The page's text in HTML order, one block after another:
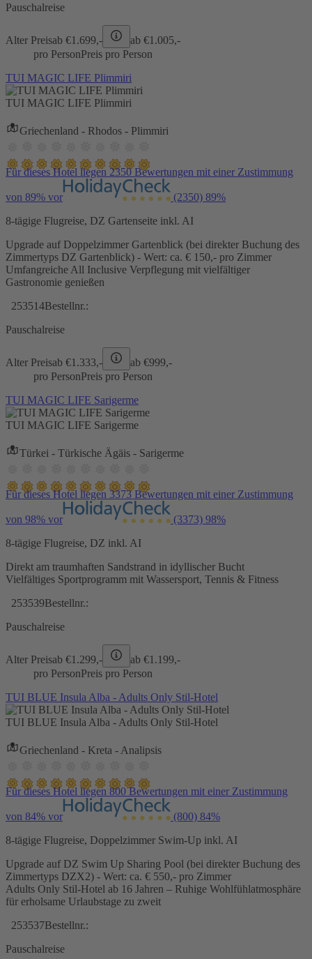
Pauschalreise
Alter Preisab €1.699,- ab €1.005,-
pro PersonPreis pro Person
TUI MAGIC LIFE Plimmiri
TUI MAGIC LIFE Plimmiri
Griechenland - Rhodos - Plimmiri
Für dieses Hotel liegen 2350 Bewertungen mit einer Zustimmung
von 89% vor (2350) 89%
8-tägige Flugreise, DZ Gartenseite inkl. AI
Upgrade auf Doppelzimmer Gartenblick (bei direkter Buchung des
Zimmertyps DZ Gartenblick) - Wert: ca. € 150,- pro Zimmer
Umfangreiche All Inclusive Verpflegung mit vielfältiger
Gastronomie genießen
253514Bestellnr.:
Pauschalreise
Alter Preisab €1.333,- ab €999,-
pro PersonPreis pro Person
TUI MAGIC LIFE Sarigerme
TUI MAGIC LIFE Sarigerme
Türkei - Türkische Ägäis - Sarigerme
Für dieses Hotel liegen 3373 Bewertungen mit einer Zustimmung
von 98% vor (3373) 98%
8-tägige Flugreise, DZ inkl. AI
Direkt am traumhaften Sandstrand in idyllischer Bucht
Vielfältiges Sportprogramm mit Wassersport, Tennis & Fitness
253539Bestellnr.:
Pauschalreise
Alter Preisab €1.299,- ab €1.199,-
pro PersonPreis pro Person
TUI BLUE Insula Alba - Adults Only Stil-Hotel
TUI BLUE Insula Alba - Adults Only Stil-Hotel
Griechenland - Kreta - Analipsis
Für dieses Hotel liegen 800 Bewertungen mit einer Zustimmung
von 84% vor (800) 84%
8-tägige Flugreise, Doppelzimmer Swim-Up inkl. AI
Upgrade auf DZ Swim Up Sharing Pool (bei direkter Buchung des
Zimmertyps DZX2) - Wert: ca. € 550,- pro Zimmer
Adults Only Stil-Hotel ab 16 Jahren – Ruhige Wohlfühlatmosphäre
für erholsame Urlaubstage zu zweit
253537Bestellnr.:
Pauschalreise